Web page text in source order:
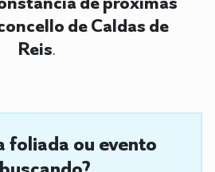
de Caldas de
Reis.
foliada ou evento